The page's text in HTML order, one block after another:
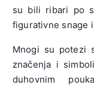
su bili ribari po
figurativne snage
Mnogi su potezi
značenja i
duhovnim